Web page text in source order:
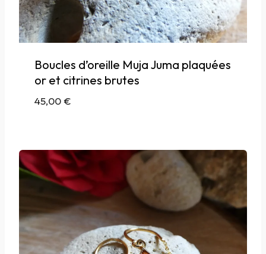
Boucles d’oreille Muja Juma plaquées
or et citrines brutes
45,00€